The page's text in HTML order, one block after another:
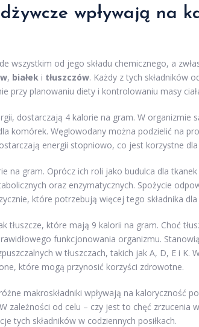
wpływają na
wszystkim od jego składu chemicznego, a
, białek i tłuszczów. Każdy z tych składników
przy planowaniu diety i kontrolowaniu masy
dostarczają 4 kalorie na gram. W organizmie
komórek. Węglowodany można podzielić na
energii stopniowo, co jest korzystne dla
na gram. Oprócz ich roli jako budulca dla
oraz enzymatycznych. Spożycie
które potrzebują więcej tego składnika
tłuszcze, które mają 9 kalorii na gram. Choć
funkcjonowania organizmu.
w tłuszczach, takich jak A, D, E i K.
które mogą przynosić korzyści zdrowotne.
makroskładniki wpływają na kaloryczność
zależności od celu – czy jest to chęć zrzucenia
tych składników w codziennych posiłkach.